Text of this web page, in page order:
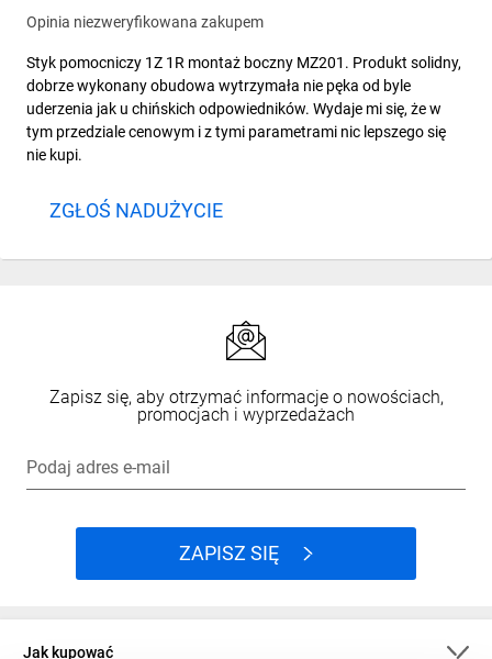
Opinia niezweryfikowana zakupem
Styk pomocniczy 1Z 1R montaż boczny MZ201. Produkt solidny,
dobrze wykonany obudowa wytrzymała nie pęka od byle
uderzenia jak u chińskich odpowiedników. Wydaje mi się, że w
tym przedziale cenowym i z tymi parametrami nic lepszego się
nie kupi.
ZGŁOŚ NADUŻYCIE
Zapisz się, aby otrzymać informacje o nowościach,
promocjach i wyprzedażach
Podaj adres e-mail
ZAPISZ SIĘ
Jak kupować